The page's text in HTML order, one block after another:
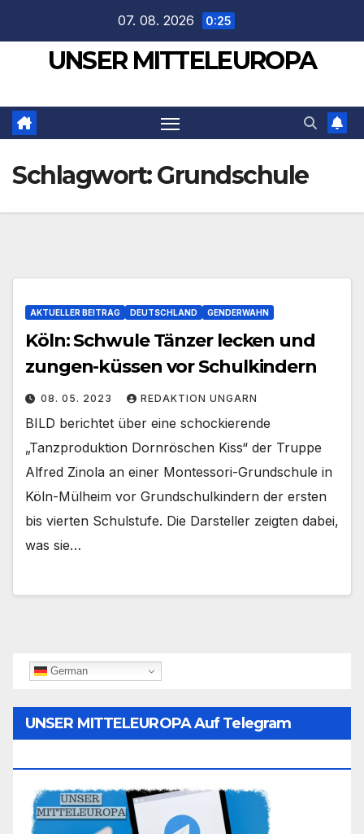
springen
07. 08. 2026 0:25
UNSER MITTELEUROPA
Schlagwort:Grundschule
AKTUELLER BEITRAG DEUTSCHLAND GENDERWAHN
Köln: Schwule Tänzer lecken und
zungen-küssen vor Schulkindern
08. 05. 2023 REDAKTION UNGARN
BILD berichtet über eine schockierende
„Tanzproduktion Dornröschen Kiss“ der Truppe
Alfred Zinola an einer Montessori-Grundschule in
Köln-Mülheim vor Grundschulkindern der ersten
bis vierten Schulstufe. Die Darsteller zeigten dabei,
was sie…
German
UNSER MITTELEUROPA Auf Telegram